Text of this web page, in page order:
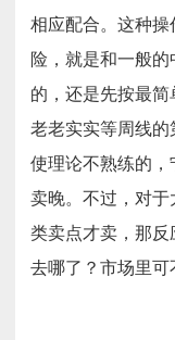
相应配合。这种
险，就是和一般
的，还是先按最
老老实实等周线的
使理论不熟练的
卖晚。不过，对
类卖点才卖，那
去哪了？市场里可